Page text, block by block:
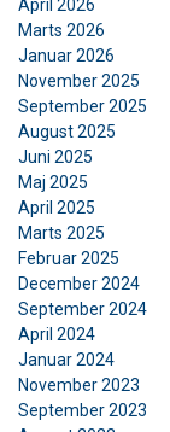
April 2026
Marts 2026
Januar 2026
November 2025
September 2025
August 2025
Juni 2025
Maj 2025
April 2025
Marts 2025
Februar 2025
December 2024
September 2024
April 2024
Januar 2024
November 2023
September 2023
som kan
har